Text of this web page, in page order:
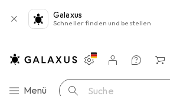
Galaxus
Schneller finden und bestellen
Navigation nach Kategorien
Menü Suche
Einstellungen
Kundenkonto
Vergleichslisten
Merklisten
Warenkorb